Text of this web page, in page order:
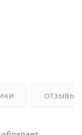
ОТЗЫВЫ